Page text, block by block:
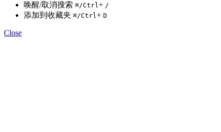
唤醒/取消搜索 ⌘/Ctrl+ /
添加到收藏夹 ⌘/Ctrl+ D
Close